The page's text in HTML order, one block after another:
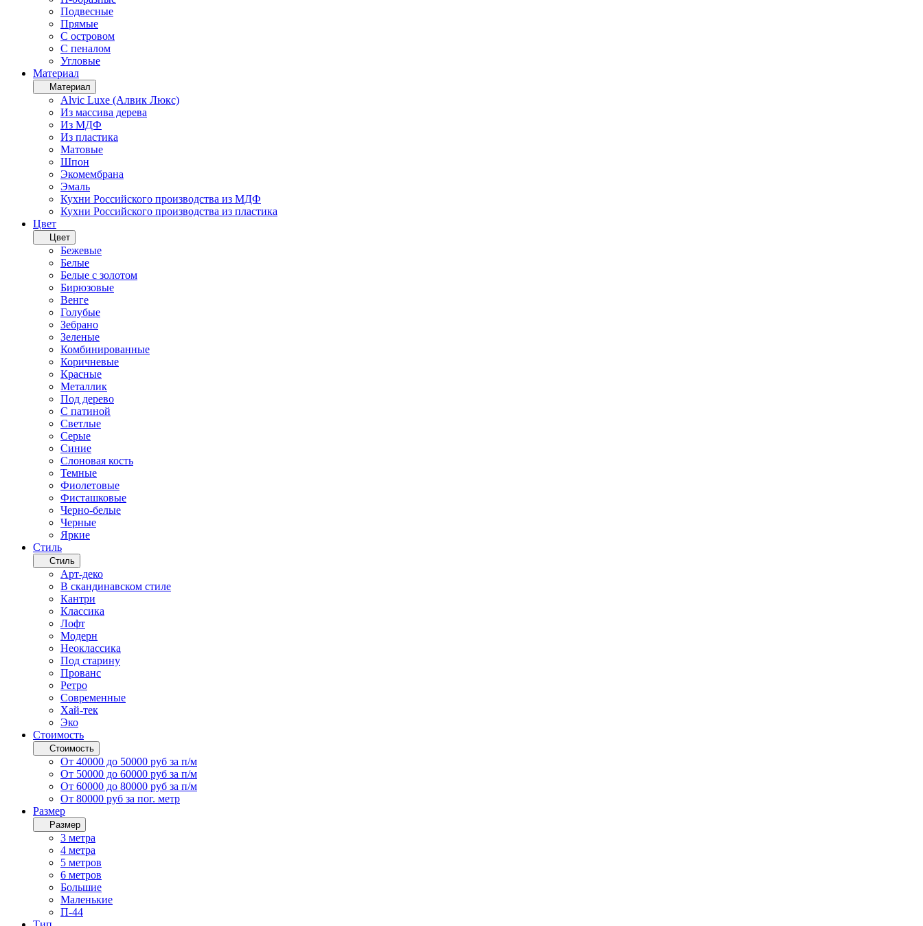
Подвесные
Прямые
С островом
С пеналом
Угловые
Материал
Материал
Alvic Luxe (Алвик Люкс)
Из массива дерева
Из МДФ
Из пластика
Матовые
Шпон
Экомембрана
Эмаль
Кухни Российского производства из МДФ
Кухни Российского производства из пластика
Цвет
Цвет
Бежевые
Белые
Белые с золотом
Бирюзовые
Венге
Голубые
Зебрано
Зеленые
Комбинированные
Коричневые
Красные
Металлик
Под дерево
С патиной
Светлые
Серые
Синие
Слоновая кость
Темные
Фиолетовые
Фисташковые
Черно-белые
Черные
Яркие
Стиль
Стиль
Арт-деко
В скандинавском стиле
Кантри
Классика
Лофт
Модерн
Неоклассика
Под старину
Прованс
Ретро
Современные
Хай-тек
Эко
Стоимость
Стоимость
От 40000 до 50000 руб за п/м
От 50000 до 60000 руб за п/м
От 60000 до 80000 руб за п/м
От 80000 руб за пог. метр
Размер
Размер
3 метра
4 метра
5 метров
6 метров
Большие
Маленькие
П-44